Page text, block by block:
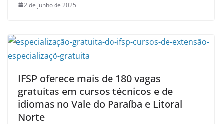
2 de junho de 2025
IFSP oferece mais de 180 vagas
gratuitas em cursos técnicos e de
idiomas no Vale do Paraíba e Litoral
Norte